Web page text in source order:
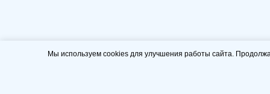
Мы используем cookies для улучшения работы сайта.